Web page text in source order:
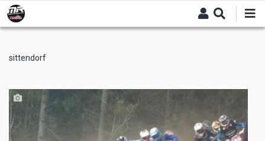
Skip
to
main
sittendorf